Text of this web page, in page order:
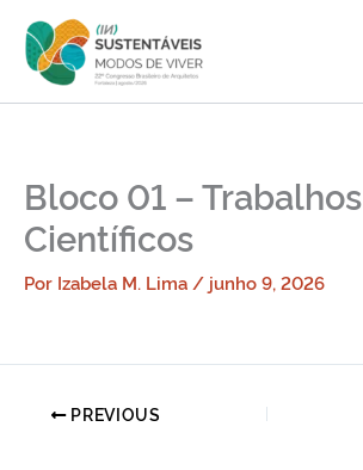
para
conteúdo
Bloco 01 – Trabalhos
Científicos
Por Izabela M. Lima / junho 9, 2026
PREVIOUS